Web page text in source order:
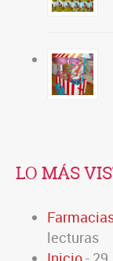
LO MÁS
lecturas